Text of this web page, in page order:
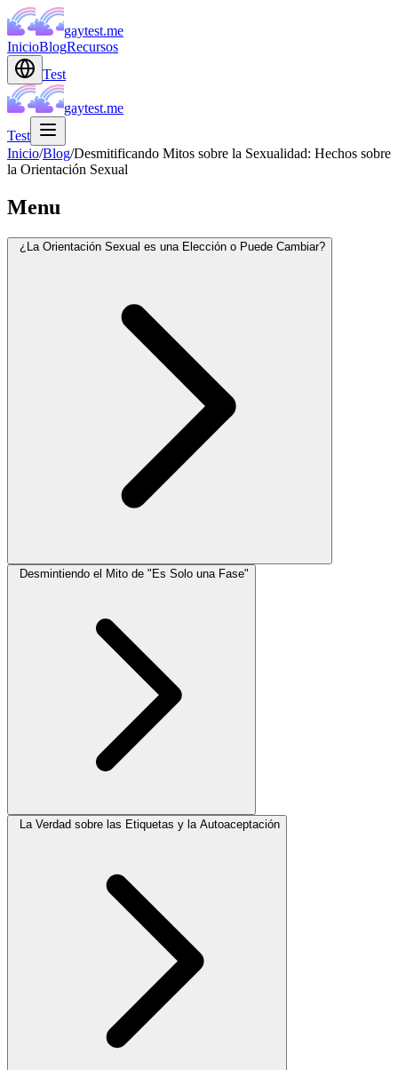
gaytest.me
InicioBlogRecursos
Test
gaytest.me
Test
Inicio/Blog/Desmitificando Mitos sobre la Sexualidad: Hechos sobre
la Orientación Sexual
Menu
¿La Orientación Sexual es una Elección o Puede Cambiar?
Desmintiendo el Mito de "Es Solo una Fase"
La Verdad sobre las Etiquetas y la Autoaceptación